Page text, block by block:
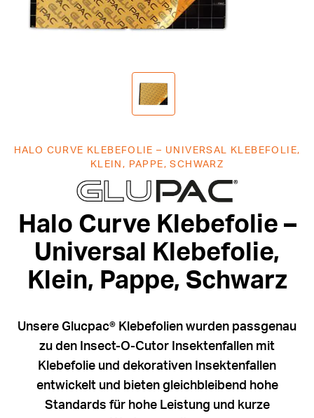
HALO CURVE KLEBEFOLIE – UNIVERSAL KLEBEFOLIE,
KLEIN, PAPPE, SCHWARZ
Halo Curve
Halo Curve Klebefolie –
Universal Klebefolie,
Klein, Pappe, Schwarz
Unsere Glucpac® Klebefolien wurden passgenau
zu den Insect-O-Cutor Insektenfallen mit
Klebefolie und dekorativen Insektenfallen
entwickelt und bieten gleichbleibend hohe
Standards für hohe Leistung und kurze